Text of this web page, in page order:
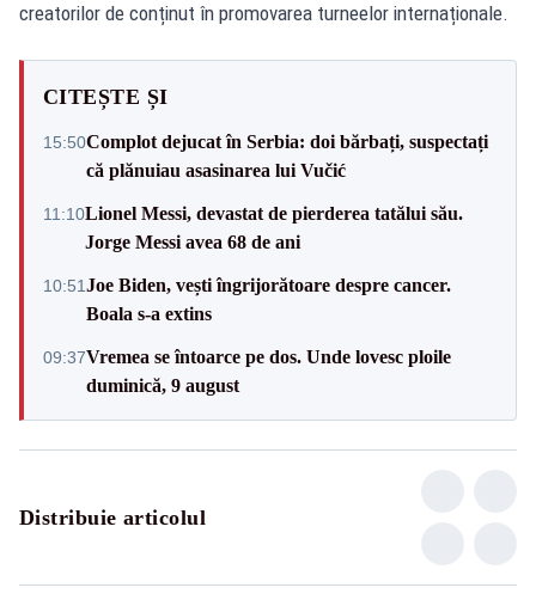
creatorilor de conținut în promovarea turneelor internaționale.
CITEȘTE ȘI
15:50Complot dejucat în Serbia: doi bărbați, suspectați
că plănuiau asasinarea lui Vučić
11:10Lionel Messi, devastat de pierderea tatălui său.
Jorge Messi avea 68 de ani
10:51Joe Biden, vești îngrijorătoare despre cancer.
Boala s-a extins
09:37Vremea se întoarce pe dos. Unde lovesc ploile
duminică, 9 august
Distribuie articolul